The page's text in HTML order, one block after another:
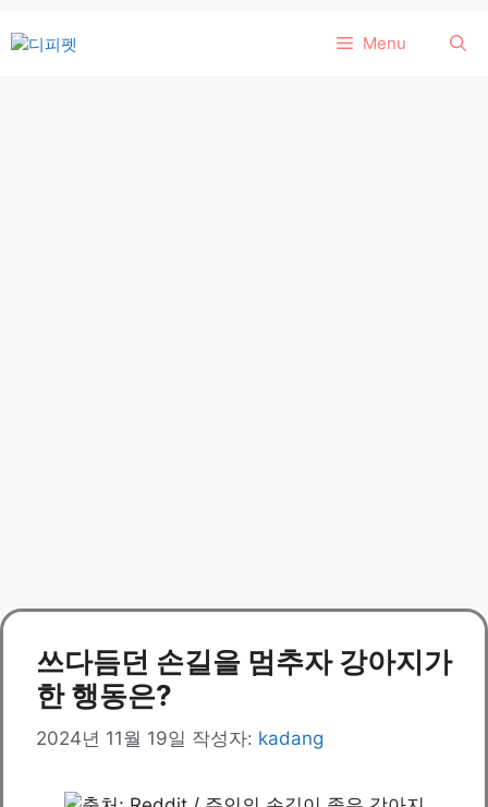
텐
Menu
쓰다듬던 손길을 멈추자 강아지가
한 행동은?
2024년 11월 19일 작성자: kadang